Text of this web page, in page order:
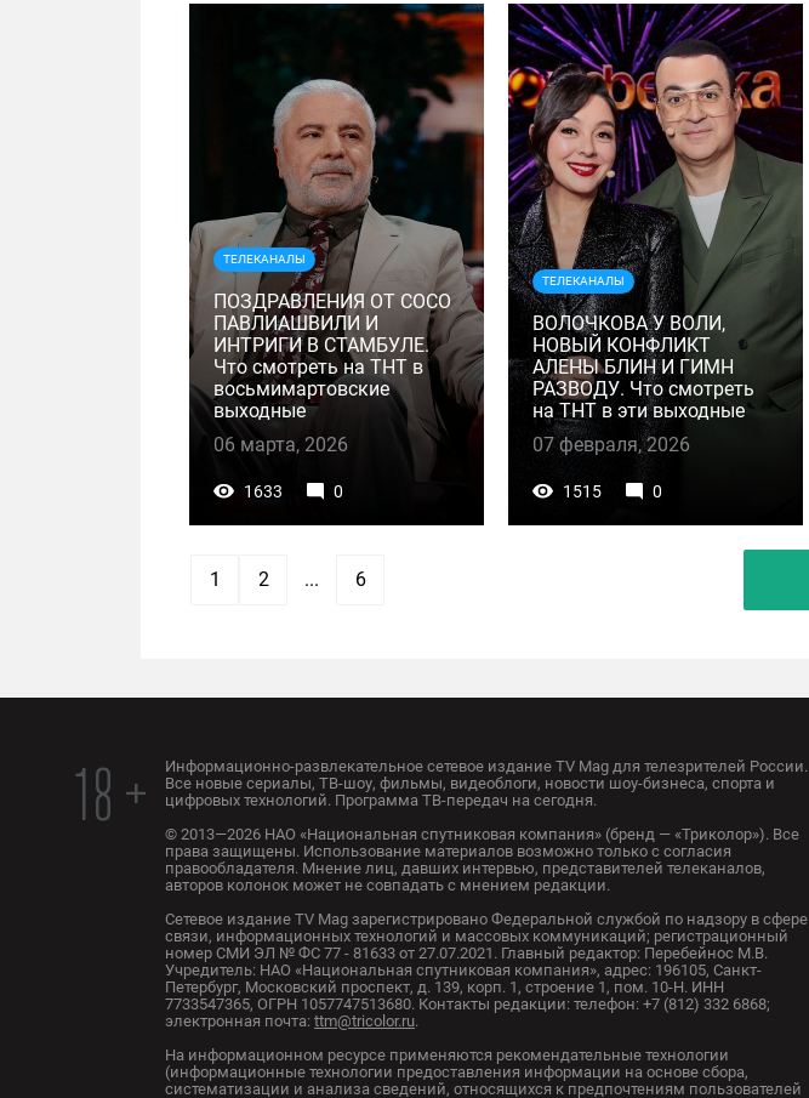
ТЕЛЕКАНАЛЫ
ПОЗДРАВЛЕНИЯ ОТ СОСО
ПАВЛИАШВИЛИ И
ИНТРИГИ В СТАМБУЛЕ.
Что смотреть на ТНТ в
восьмимартовские
выходные
06 марта, 2026
1633 0
ТЕЛЕКАНАЛЫ
ВОЛОЧКОВА У ВОЛИ,
НОВЫЙ КОНФЛИКТ
АЛЕНЫ БЛИН И ГИМН
РАЗВОДУ. Что смотреть
на ТНТ в эти выходные
07 февраля, 2026
1515 0
1 2 ... 6
18 +
Информационно-развлекательное сетевое издание TV Mag для телезрителей России.
Все новые сериалы, ТВ-шоу, фильмы, видеоблоги, новости шоу-бизнеса, спорта и
цифровых технологий. Программа ТВ-передач на сегодня.
© 2013—2026 НАО «Национальная спутниковая компания» (бренд — «Триколор»). Все
права защищены. Использование материалов возможно только с согласия
правообладателя. Мнение лиц, давших интервью, представителей телеканалов,
авторов колонок может не совпадать с мнением редакции.
Сетевое издание TV Mag зарегистрировано Федеральной службой по надзору в сфере
связи, информационных технологий и массовых коммуникаций; регистрационный
номер СМИ ЭЛ № ФС 77 - 81633 от 27.07.2021. Главный редактор: Перебейнос М.В.
Учредитель: НАО «Национальная спутниковая компания», адрес: 196105, Санкт-
Петербург, Московский проспект, д. 139, корп. 1, строение 1, пом. 10-Н. ИНН
7733547365, ОГРН 1057747513680. Контакты редакции: телефон: +7 (812) 332 6868;
электронная почта: ttm@tricolor.ru.
На информационном ресурсе применяются рекомендательные технологии
(информационные технологии предоставления информации на основе сбора,
систематизации и анализа сведений, относящихся к предпочтениям пользователей